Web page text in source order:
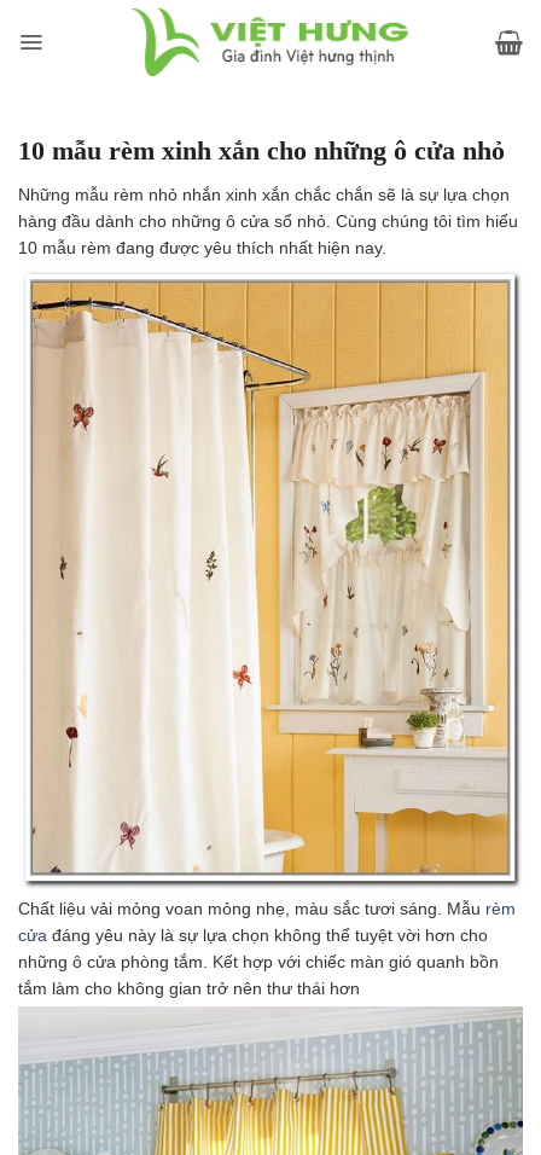
10 mẫu rèm xinh xắn cho những ô cửa nhỏ
Những mẫu rèm nhỏ nhắn xinh xắn chắc chắn sẽ là sự lựa chọn
hàng đầu dành cho những ô cửa sổ nhỏ. Cùng chúng tôi tìm hiểu
10 mẫu rèm đang được yêu thích nhất hiện nay.
Chất liệu vải mỏng voan mỏng nhẹ, màu sắc tươi sáng. Mẫu rèm
cửa đáng yêu này là sự lựa chọn không thể tuyệt vời hơn cho
những ô cửa phòng tắm. Kết hợp với chiếc màn gió quanh bồn
tắm làm cho không gian trở nên thư thái hơn